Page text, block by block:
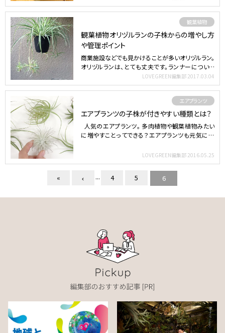
観葉植物
観葉植物オリヅルランの子株からの増やし方
や管理ポイント
商業施設などでも見かけることが多いオリヅルラン。
オリヅルランは、とても丈夫です。ランナーについた
LOVEGREEN編集部 2017.03.04
エアプランツ
エアプランツの子株が付きやすい種類とは？
人気のエアプランツ。 多肉植物や観葉植物みたい
に増やすことってできる？エアプランツも元気に育
LOVEGREEN編集部 2016.05.25
« ... 4 5 6